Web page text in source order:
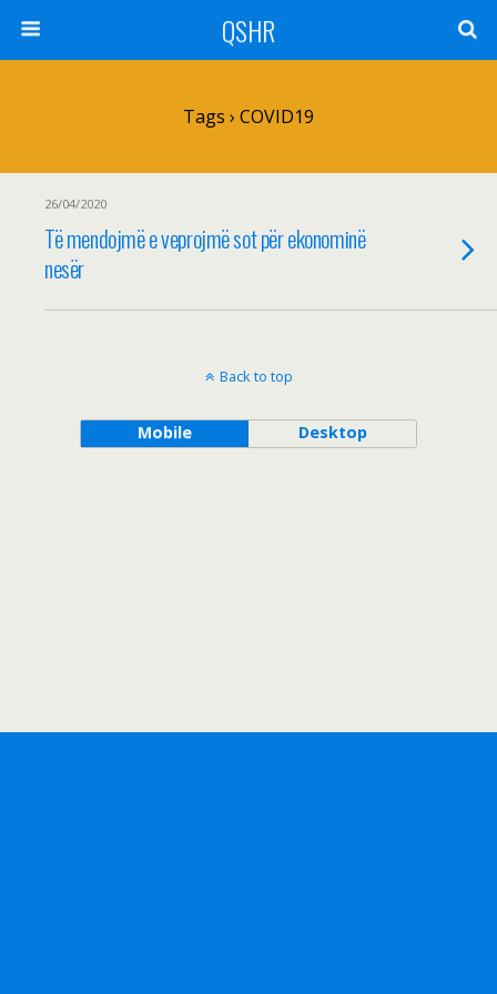
QSHR
Tags › COVID19
26/04/2020
Të mendojmë e veprojmë sot për ekonominë
nesër
Back to top
Mobile Desktop